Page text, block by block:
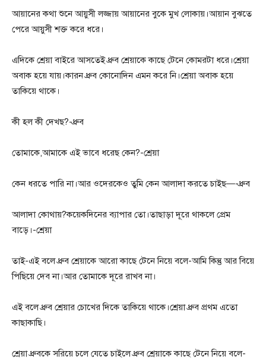
আয়ানের কথা শুনে আয়ুসী লজ্জায় আয়ানের বুকে মুখ লোকায়।আয়ান বুঝতে
পেরে আয়ুসী শক্ত করে ধরে।
এদিকে শ্রেয়া বাইরে আসতেই ধ্রুব শ্রেয়াকে কাছে টেনে কোমরটা ধরে।শ্রেয়া
অবাক হয়ে যায়।কারন ধ্রুব কোনোদিন এমন করে নি।শ্রেয়া অবাক হয়ে
তাকিয়ে থাকে।
কী হল কী দেখছ?-ধ্রুব
তোমাকে,আমাকে এই ভাবে ধরেছ কেন?-শ্রেয়া
কেন ধরতে পারি না।আর ওদেরকেও তুমি কেন আলাদা করতে চাইছ—-ধ্রুব
আলাদা কোথায়?কয়েকদিনের ব্যাপার তো।তাছাড়া দূরে থাকলে প্রেম
বাড়ে।-শ্রেয়া
তাই-এই বলে ধ্রুব শ্রেয়াকে আরো কাছে টেনে নিয়ে বলে-আমি কিন্তু আর বিয়ে
পিছিয়ে দেব না।আর তোমাকে দূরে রাখব না।
এই বলে ধ্রুব শ্রেয়ার চোখের দিকে তাকিয়ে থাকে।শ্রেয়া ধ্রুব প্রথম এতো
কাছাকাছি।
শ্রেয়া ধ্রুবকে সরিয়ে চলে যেতে চাইলে ধ্রুব শ্রেয়াকে কাছে টেনে নিয়ে বলে-